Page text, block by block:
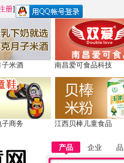
册]
子米酒 南昌爱可食品科技
商务 江西贝棒儿童食品
产品 企业